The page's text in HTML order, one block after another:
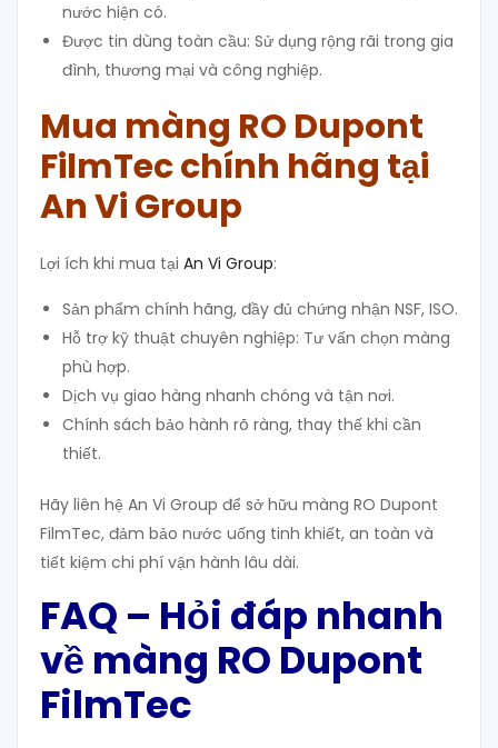
nước hiện có.
Được tin dùng toàn cầu: Sử dụng rộng rãi trong gia
đình, thương mại và công nghiệp.
Mua màng RO Dupont
FilmTec chính hãng tại
An Vi Group
Lợi ích khi mua tại An Vi Group:
Sản phẩm chính hãng, đầy đủ chứng nhận NSF, ISO.
Hỗ trợ kỹ thuật chuyên nghiệp: Tư vấn chọn màng
phù hợp.
Dịch vụ giao hàng nhanh chóng và tận nơi.
Chính sách bảo hành rõ ràng, thay thế khi cần
thiết.
Hãy liên hệ An Vi Group để sở hữu màng RO Dupont
FilmTec, đảm bảo nước uống tinh khiết, an toàn và
tiết kiệm chi phí vận hành lâu dài.
FAQ – Hỏi đáp nhanh
về màng RO Dupont
FilmTec